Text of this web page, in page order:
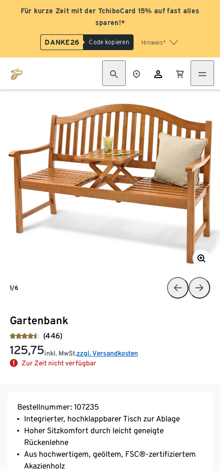
Für kurze Zeit mit der TchiboCard 15% auf fast alles
sparen!*
DANKE26 Code kopieren Hinweis*
Gartenbank
(446)
125,75inkl. MwSt.zzgl. Versandkosten
Zur Zeit nicht verfügbar
1/6
Bestellnummer: 107235
Integrierter, hochklappbarer Tisch zur Ablage
Hoher Sitzkomfort durch leicht geneigte
Rückenlehne
Aus hochwertigem, geöltem, FSC®-zertifiziertem
Akazienholz